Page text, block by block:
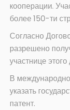
кооперации.
более 150-ти
Согласно
разрешено
участнице
В
указать
патент.